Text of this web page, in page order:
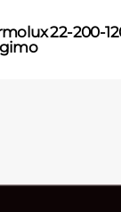
22-200-